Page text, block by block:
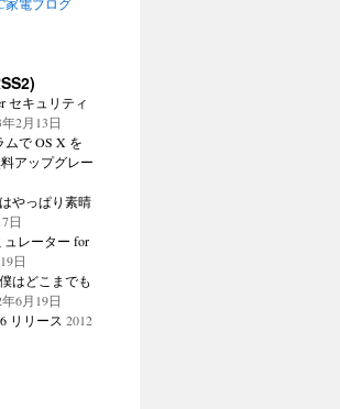
セキュリティ
2月13日
ムで OS X を
アップグレー
やっぱり素晴
日
ュレーター for
日
はどこまでも
6月19日
リリース 2012